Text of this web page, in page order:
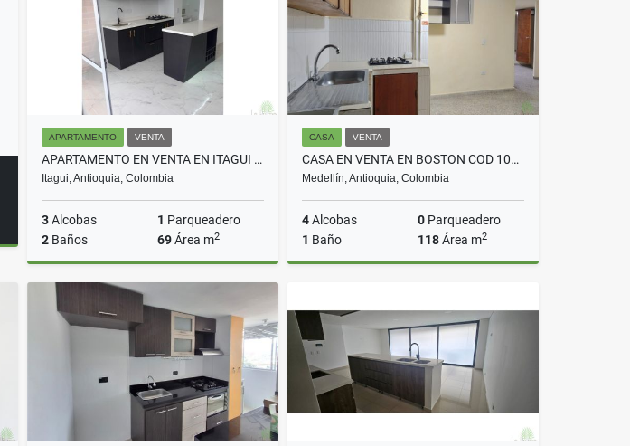
APARTAMENTO VENTA
APARTAMENTO EN VENTA EN ITAGUI FATIMA COD 10339
Itagui, Antioquia, Colombia
3Alcobas 1 Parqueadero
2 Baños 69Área m2
$490.000.000
CASA VENTA
CASA EN VENTA EN BOSTON COD 10679
Medellín, Antioquia, Colombia
4Alcobas 0 Parqueadero
1 Baño 118Área m2
$280.000.000